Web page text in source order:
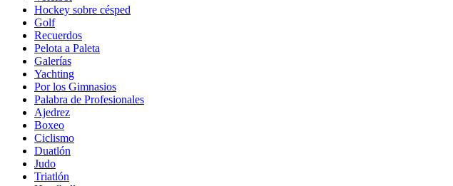
Hockey sobre césped
Golf
Recuerdos
Pelota a Paleta
Galerías
Yachting
Por los Gimnasios
Palabra de Profesionales
Ajedrez
Boxeo
Ciclismo
Duatlón
Judo
Triatlón